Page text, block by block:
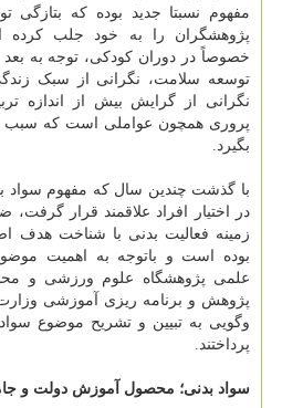
مفهوم نسبتا جدید بوده که بتازگی
پژوهشگران را به خود جلب
خصوصاً در دوران کودکی، توجه به بعد
توسعه سلامت، نگرانی از سبک
نگرانی از گرایش بیش از اندازه
پروری همچون عواملی است که سبب
بگیرد.
با گذشت چندین سال که مفهوم
در اختیار افراد علاقمند قرار
زمینه فعالیت بدنی با شناخت هدف
بوده است و باتوجه به اهمیت
علمی پژوهشگاه علوم ورزشی و
پژوهش و برنامه ریزی آموزشی
وگویی به تبیین و تشریح موضوع
پرداختند.
سواد بدنی؛ محصول آموزش دولت و